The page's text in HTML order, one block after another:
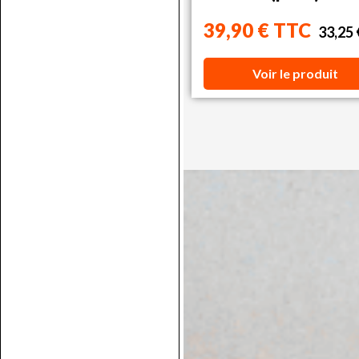
39,90 € TTC 33,25
Voir le produit